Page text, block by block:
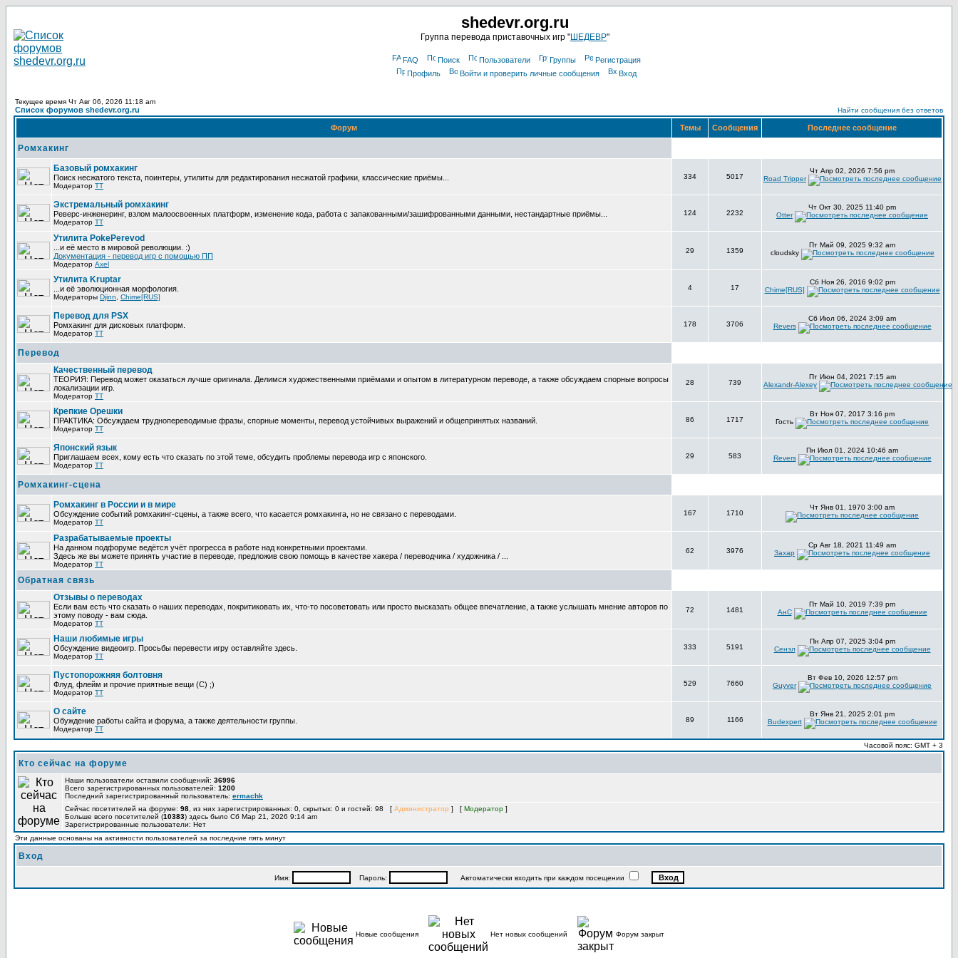
shedevr.org.ru
Группа перевода приставочных игр "ШЕДЕВР"
FAQ Поиск Пользователи Группы
Регистрация
Профиль
Войти и проверить личные сообщения Вход
Текущее время Чт Авг 06, 2026 11:18 am
Список форумов shedevr.org.ru Найти сообщения без ответов
Форум Темы Сообщения Последнее сообщение
Ромхакинг
Базовый ромхакинг
Поиск несжатого текста, поинтеры, утилиты для редактирования несжатой графики, классические приёмы...
Модератор TT
334 5017
Чт Апр 02, 2026 7:56 pm
Road Tripper
Экстремальный ромхакинг
Реверс-инженеринг, взлом малоосвоенных платформ, изменение кода, работа с запакованными/зашифрованными данными, нестандартные приёмы...
Модератор TT
124 2232
Чт Окт 30, 2025 11:40 pm
Otter
Утилита PokePerevod
...и её место в мировой революции. :)
Документация - перевод игр с помощью ПП
Модератор Axel
29 1359
Пт Май 09, 2025 9:32 am
cloudsky
Утилита Kruptar
...и её эволюционная морфология.
Модераторы Djinn Chime[RUS]
4 17
Сб Ноя 26, 2016 9:02 pm
Chime[RUS]
Перевод для PSX
Ромхакинг для дисковых платформ.
Модератор TT
178 3706
Сб Июл 06, 2024 3:09 am
Revers
Перевод
Качественный перевод
ТЕОРИЯ: Перевод может оказаться лучше оригинала. Делимся художественными приёмами и опытом в литературном переводе, а также обсуждаем спорные вопросы
локализации игр.
Модератор TT
28 739
Пт Июн 04, 2021 7:15 am
Alexandr-Alexey
Крепкие Орешки
ПРАКТИКА: Обсуждаем труднопереводимые фразы, спорные моменты, перевод устойчивых выражений и общепринятых названий.
Модератор TT
86 1717
Вт Ноя 07, 2017 3:16 pm
Гость
Японский язык
Приглашаем всех, кому есть что сказать по этой теме, обсудить проблемы перевода игр с японского.
Модератор TT
29 583
Пн Июл 01, 2024 10:46 am
Revers
Ромхакинг-сцена
Ромхакинг в России и в мире
Обсуждение событий ромхакинг-сцены, а также всего, что касается ромхакинга, но не связано с переводами.
Модератор TT
167 1710
Чт Янв 01, 1970 3:00 am
Разрабатываемые проекты
На данном подфоруме ведётся учёт прогресса в работе над конкретными проектами.
Здесь же вы можете принять участие в переводе, предложив свою помощь в качестве хакера / переводчика / художника / ...
Модератор TT
62 3976
Ср Авг 18, 2021 11:49 am
Захар
Обратная связь
Отзывы о переводах
Если вам есть что сказать о наших переводах, покритиковать их, что-то посоветовать или просто высказать общее впечатление, а также услышать мнение авторов по
этому поводу - вам сюда.
Модератор TT
72 1481
Пт Май 10, 2019 7:39 pm
АнС
Наши любимые игры
Обсуждение видеоигр. Просьбы перевести игру оставляйте здесь.
Модератор TT
333 5191
Пн Апр 07, 2025 3:04 pm
Сенэл
Пустопорожняя болтовня
Флуд, флейм и прочие приятные вещи (C) ;)
Модератор TT
529 7660
Вт Фев 10, 2026 12:57 pm
Guyver
О сайте
Обуждение работы сайта и форума, а также деятельности группы.
Модератор TT
89 1166
Вт Янв 21, 2025 2:01 pm
Budexpert
Часовой пояс: GMT + 3
Кто сейчас на форуме
Наши пользователи оставили сообщений: 36996
Всего зарегистрированных пользователей: 1200
Последний зарегистрированный пользователь: ermachk
Сейчас посетителей на форуме: 98 , из них зарегистрированных: 0, скрытых: 0 и гостей: 98 [ Администратор ] [ Модератор ]
Больше всего посетителей (10383) здесь было Сб Мар 21, 2026 9:14 am
Зарегистрированные пользователи: Нет
Эти данные основаны на активности пользователей за последние пять минут
Вход
Имя: Пароль: Автоматически входить при каждом посещении
Новые сообщения Нет новых сообщений Форум закрыт